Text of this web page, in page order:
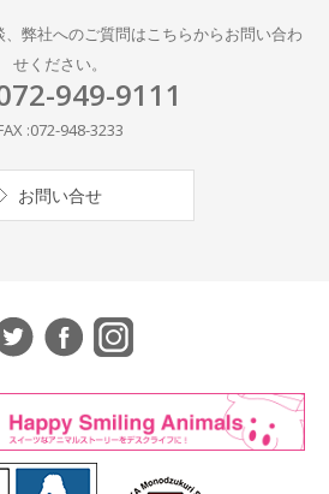
弊社へのご質問はこちらからお問い合わ
せください。
949-9111
:072-948-3233
お問い合せ